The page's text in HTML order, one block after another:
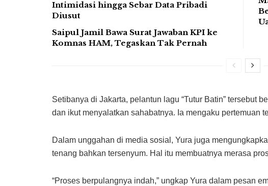
Intimidasi hingga Sebar Data Pribadi
Diusut
Saipul Jamil Bawa Surat Jawaban KPI ke
Komnas HAM, Tegaskan Tak Pernah
Setibanya di Jakarta, pelantun lagu “Tutur Batin” tersebut
dan ikut menyalatkan sahabatnya. Ia mengaku pertemuan
Dalam unggahan di media sosial, Yura juga
tenang bahkan tersenyum. Hal itu membuatnya merasa
“Proses berpulangnya indah,” ungkap Yura dalam pesan